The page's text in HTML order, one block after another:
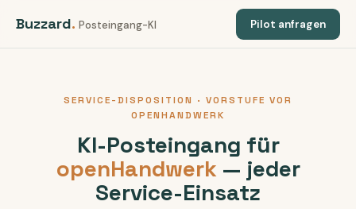
Buzzard. Posteingang-KI Pilot anfragen
SERVICE-DISPOSITION · VORSTUFE VOR
OPENHANDWERK
KI-Posteingang für
openHandwerk — jeder
Service-Einsatz